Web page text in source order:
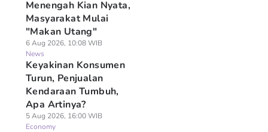
Menengah Kian Nyata,
Masyarakat Mulai
"Makan Utang"
6 Aug 2026, 10:08 WIB
News
Keyakinan Konsumen
Turun, Penjualan
Kendaraan Tumbuh,
Apa Artinya?
5 Aug 2026, 16:00 WIB
Economy